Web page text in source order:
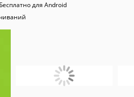
Бесплатно для Android